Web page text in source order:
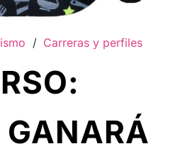
/ Carreras y perfiles
GANARÁ